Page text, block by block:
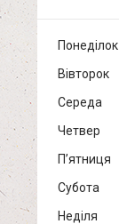
Понеділок
Вівторок
Середа
Четвер
Пʼятниця
Субота
Неділя